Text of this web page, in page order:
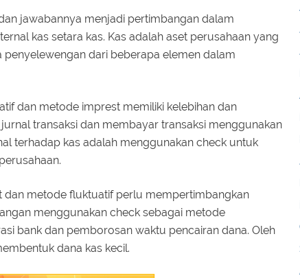
jawabannya menjadi pertimbangan dalam
kas setara kas. Kas adalah aset perusahaan yang
penyelewengan dari beberapa elemen dalam
dan metode imprest memiliki kelebihan dan
transaksi dan membayar transaksi menggunakan
terhadap kas adalah menggunakan check untuk
dan metode fluktuatif perlu mempertimbangkan
menggunakan check sebagai metode
bank dan pemborosan waktu pencairan dana. Oleh
dana kas kecil.